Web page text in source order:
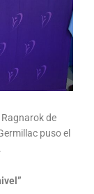
de
puso el